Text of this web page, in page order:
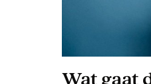
Wat gaat